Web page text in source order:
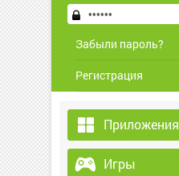
Забыли пароль?
Регистрация
Приложения
Игры